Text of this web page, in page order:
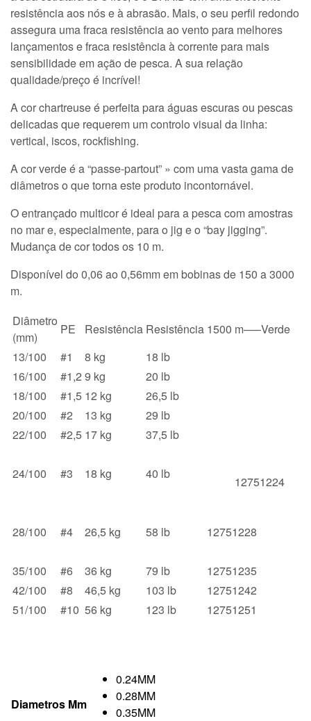
resistência aos nós e à abrasão. Mais, o seu perfil redondo
assegura uma fraca resistência ao vento para melhores
lançamentos e fraca resistência à corrente para mais
sensibilidade em ação de pesca. A sua relação
qualidade/preço é incrível!
A cor chartreuse é perfeita para águas escuras ou pescas
delicadas que requerem um controlo visual da linha:
vertical, iscos, rockfishing.
A cor verde é a “passe-partout” » com uma vasta gama de
diâmetros o que torna este produto incontornável.
O entrançado multicor é ideal para a pesca com amostras
no mar e, especialmente, para o jig e o “bay jigging”.
Mudança de cor todos os 10 m.
Disponível do 0,06 ao 0,56mm em bobinas de 150 a 3000
m.
Diâmetro
(mm)
PE Resistência Resistência 1500 m—–Verde
13/100
#1 8 kg
18 lb
16/100
#1,2 9 kg
20 lb
18/100
#1,5 12 kg
26,5 lb
20/100
#2 13 kg
29 lb
22/100
#2,5 17 kg 37,5 lb
24/100 #3 18 kg 40 lb
12751224
28/100 #4 26,5 kg 58 lb 12751228
35/100 #6 36 kg 79 lb
12751235
42/100
#8 46,5 kg 103 lb
12751242
51/100
#10 56 kg 123 lb 12751251
Diametros Mm
0.24MM
0.28MM
0.35MM